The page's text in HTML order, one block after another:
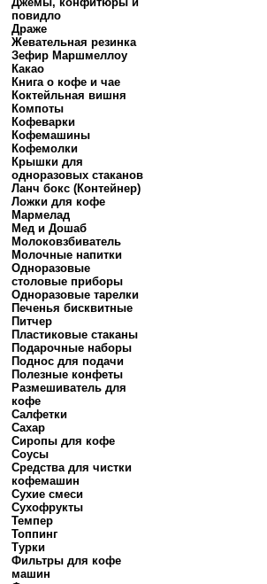
повидло
Драже
Жевательная резинка
Зефир Маршмеллоу
Какао
Книга о кофе и чае
Коктейльная вишня
Компоты
Кофеварки
Кофемашины
Кофемолки
Крышки для
одноразовых стаканов
Ланч бокс (Контейнер)
Ложки для кофе
Мармелад
Мед и Дошаб
Молоковзбиватель
Молочные напитки
Одноразовые
столовые приборы
Одноразовые тарелки
Печенья бисквитные
Питчер
Пластиковые стаканы
Подарочные наборы
Поднос для подачи
Полезные конфеты
Размешиватель для
кофе
Салфетки
Сахар
Сиропы для кофе
Соусы
Средства для чистки
кофемашин
Сухие смеси
Сухофрукты
Темпер
Топпинг
Турки
Фильтры для кофе
машин